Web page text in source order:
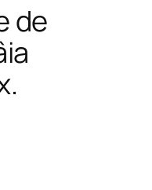
de